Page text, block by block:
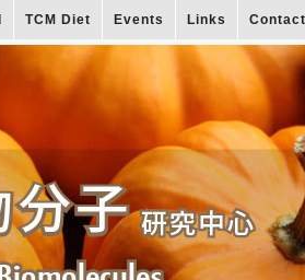
TCM Diet Events Links